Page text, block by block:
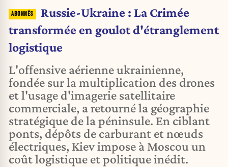
logistique
Russie-Ukraine : La Crimée
transformée en goulot d'étranglement
logistique
L'offensive aérienne ukrainienne,
fondée sur la multiplication des drones
et l'usage d'imagerie satellitaire
commerciale, a retourné la géographie
stratégique de la péninsule. En ciblant
ponts, dépôts de carburant et nœuds
électriques, Kiev impose à Moscou un
coût logistique et politique inédit.